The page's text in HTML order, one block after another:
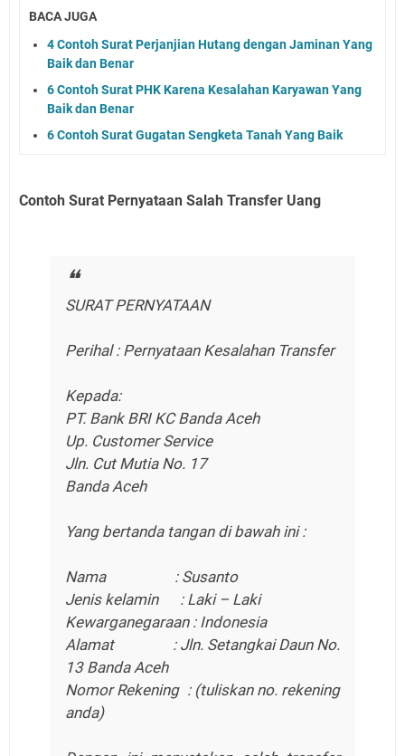
BACA JUGA
4 Contoh Surat Perjanjian Hutang dengan Jaminan Yang
Baik dan Benar
6 Contoh Surat PHK Karena Kesalahan Karyawan Yang
Baik dan Benar
6 Contoh Surat Gugatan Sengketa Tanah Yang Baik
Contoh Surat Pernyataan Salah Transfer Uang
SURAT PERNYATAAN
Perihal : Pernyataan Kesalahan Transfer
Kepada:
PT. Bank BRI KC Banda Aceh
Up. Customer Service
Jln. Cut Mutia No. 17
Banda Aceh
Yang bertanda tangan di bawah ini :
Nama : Susanto
Jenis kelamin : Laki – Laki
Kewarganegaraan : Indonesia
Alamat : Jln. Setangkai Daun No.
13 Banda Aceh
Nomor Rekening : (tuliskan no. rekening
anda)